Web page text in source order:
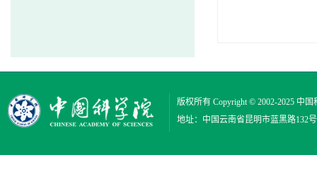
版权所有 Copyright © 2002-2025 中国
地址：中国云南省昆明市蓝黑路